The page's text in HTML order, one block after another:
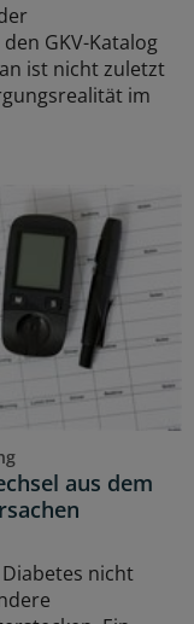
GKV-Katalog
ist nicht zuletzt
im
aus dem
nicht